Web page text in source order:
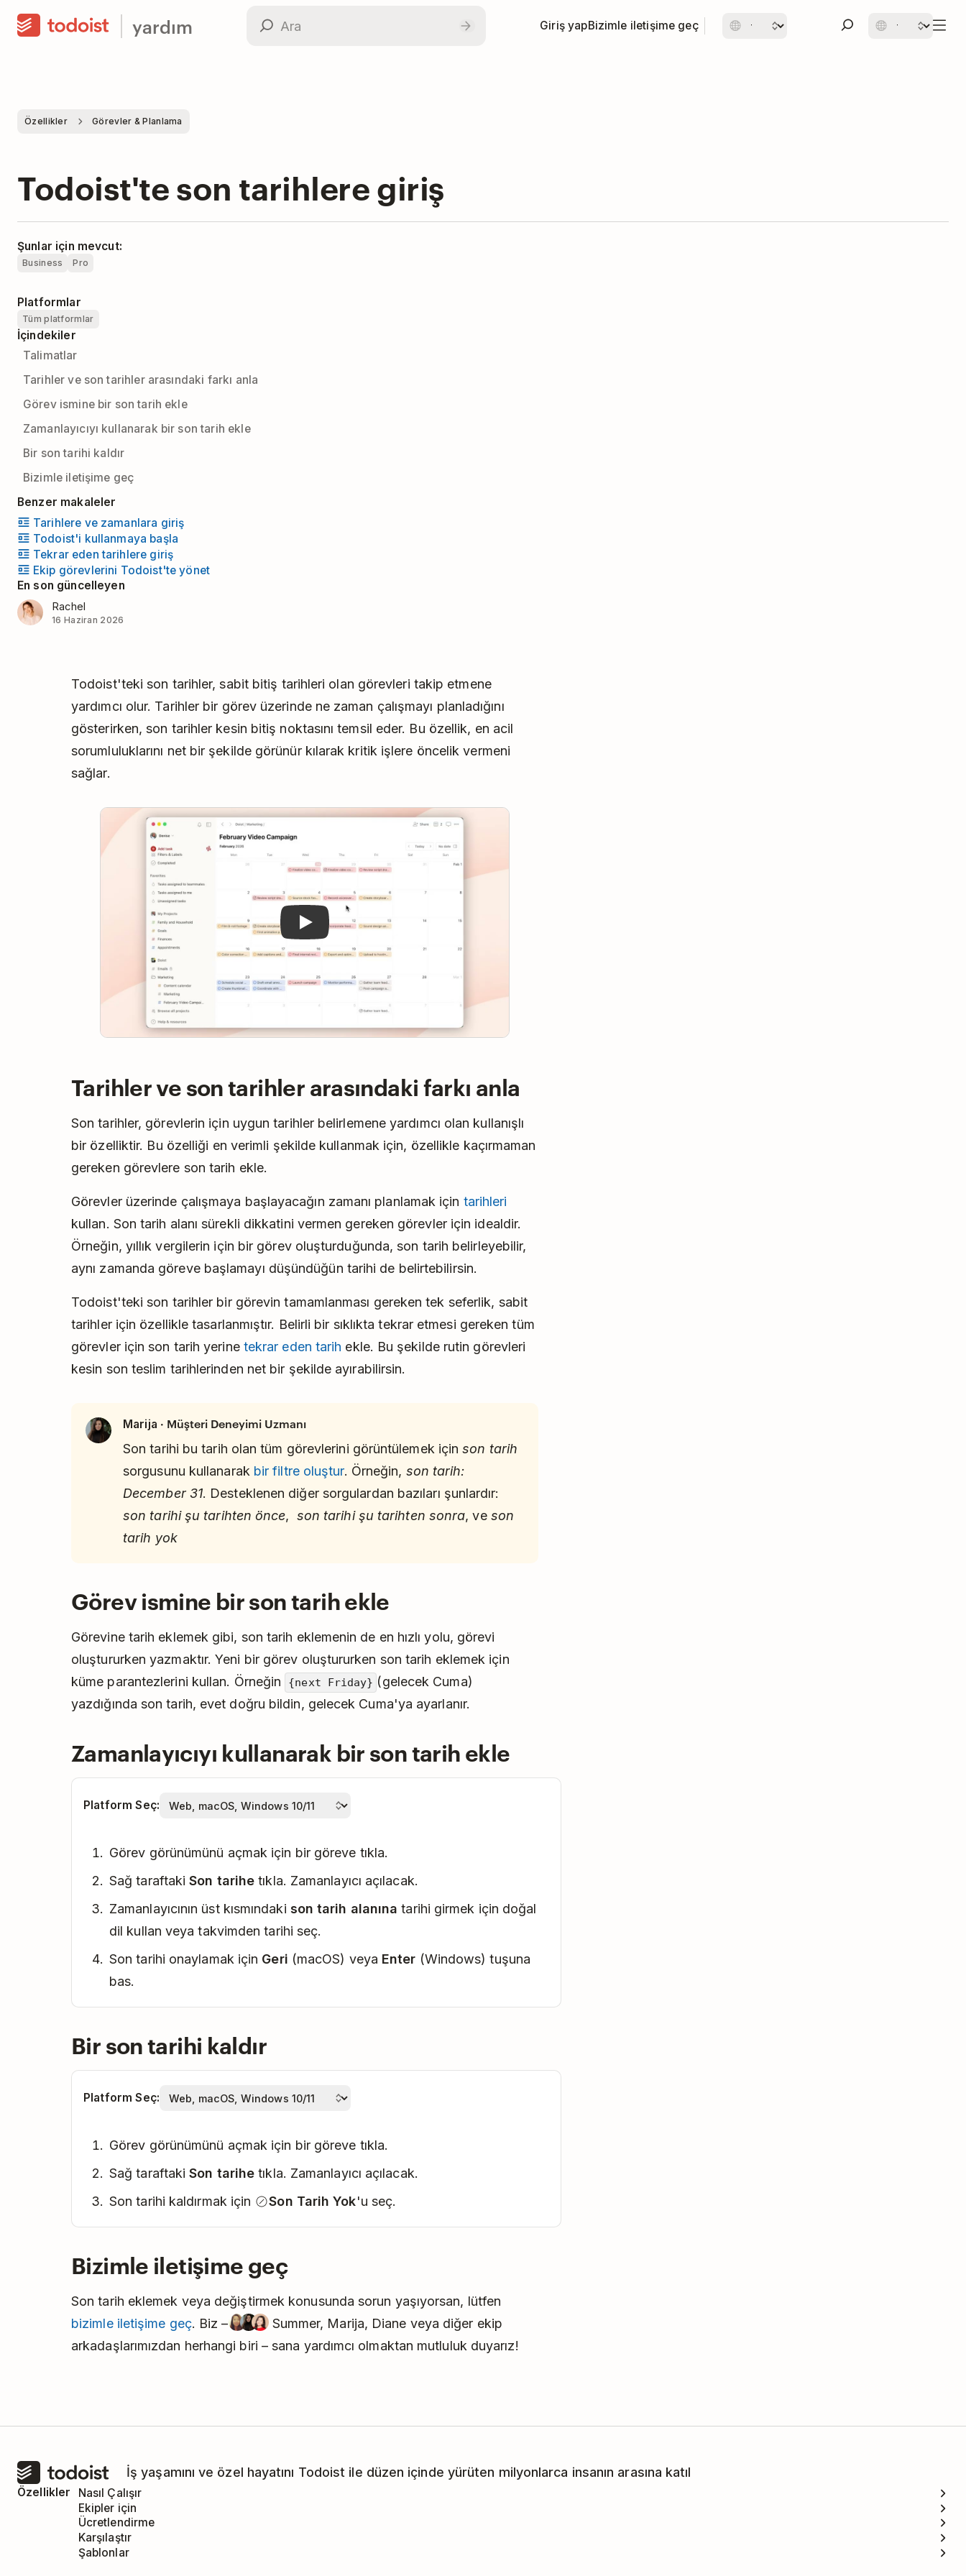
yardım Giriş yapBizimle iletişime geç
Özellikler Görevler & Planlama
Todoist'te son tarihlere giriş
Şunlar için mevcut:
Business Pro
Platformlar
Tüm platformlar
İçindekiler
Talimatlar
Tarihler ve son tarihler arasındaki farkı anla
Görev ismine bir son tarih ekle
Zamanlayıcıyı kullanarak bir son tarih ekle
Bir son tarihi kaldır
Bizimle iletişime geç
Benzer makaleler
Tarihlere ve zamanlara giriş
Todoist'i kullanmaya başla
Tekrar eden tarihlere giriş
Ekip görevlerini Todoist'te yönet
En son güncelleyen
Rachel
16 Haziran 2026
Todoist'teki son tarihler, sabit bitiş tarihleri olan görevleri takip etmene
yardımcı olur. Tarihler bir görev üzerinde ne zaman çalışmayı planladığını
gösterirken, son tarihler kesin bitiş noktasını temsil eder. Bu özellik, en acil
sorumluluklarını net bir şekilde görünür kılarak kritik işlere öncelik vermeni
sağlar.
Play
Tarihler ve son tarihler arasındaki farkı anla
Son tarihler, görevlerin için uygun tarihler belirlemene yardımcı olan kullanışlı
bir özelliktir. Bu özelliği en verimli şekilde kullanmak için, özellikle kaçırmaman
gereken görevlere son tarih ekle.
Görevler üzerinde çalışmaya başlayacağın zamanı planlamak için tarihleri
kullan. Son tarih alanı sürekli dikkatini vermen gereken görevler için idealdir.
Örneğin, yıllık vergilerin için bir görev oluşturduğunda, son tarih belirleyebilir,
aynı zamanda göreve başlamayı düşündüğün tarihi de belirtebilirsin.
Todoist'teki son tarihler bir görevin tamamlanması gereken tek seferlik, sabit
tarihler için özellikle tasarlanmıştır. Belirli bir sıklıkta tekrar etmesi gereken tüm
görevler için son tarih yerine tekrar eden tarih ekle. Bu şekilde rutin görevleri
kesin son teslim tarihlerinden net bir şekilde ayırabilirsin.
Marija · Müşteri Deneyimi Uzmanı
Son tarihi bu tarih olan tüm görevlerini görüntülemek içinson tarih
sorgusunu kullanarak bir filtre oluştur. Örneğin, son tarih:
December 31. Desteklenen diğer sorgulardan bazıları şunlardır:
son tarihi şu tarihten önce, son tarihi şu tarihten sonra, ve son
tarih yok
Görev ismine bir son tarih ekle
Görevine tarih eklemek gibi, son tarih eklemenin de en hızlı yolu, görevi
oluştururken yazmaktır. Yeni bir görev oluştururken son tarih eklemek için
küme parantezlerini kullan. Örneğin
{next Friday} (gelecek Cuma)
yazdığında son tarih, evet doğru bildin, gelecek Cuma'ya ayarlanır.
Zamanlayıcıyı kullanarak bir son tarih ekle
Platform Seç:
Görev görünümünü açmak için bir göreve tıkla.
Sağ taraftakiSon tarihe tıkla. Zamanlayıcı açılacak.
Zamanlayıcının üst kısmındaki son tarih alanına tarihi girmek için doğal
dil kullan veya takvimden tarihi seç.
Son tarihi onaylamak için Geri (macOS) veya Enter (Windows) tuşuna
bas.
Bir son tarihi kaldır
Platform Seç:
Görev görünümünü açmak için bir göreve tıkla.
Sağ taraftakiSon tarihe tıkla. Zamanlayıcı açılacak.
Son tarihi kaldırmak için
Son Tarih Yok'u seç.
Bizimle iletişime geç
Son tarih eklemek veya değiştirmek konusunda sorun yaşıyorsan, lütfen
bizimle iletişime geç. Biz –
Summer, Marija, Diane veya diğer ekip
arkadaşlarımızdan herhangi biri – sana yardımcı olmaktan mutluluk duyarız!
İş yaşamını ve özel hayatını Todoist ile düzen içinde yürüten milyonlarca insanın arasına katıl
Özellikler
Nasıl Çalışır
Ekipler için
Ücretlendirme
Karşılaştır
Şablonlar